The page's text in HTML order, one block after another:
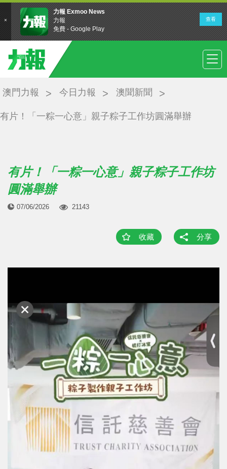
澳門力報 今日力報 澳聞新聞
有片！「一粽一心意」親子粽子工作坊圓滿舉辦
有片！「一粽一心意」親子粽子工作坊
圓滿舉辦
07/06/2026 21143
收藏 分享